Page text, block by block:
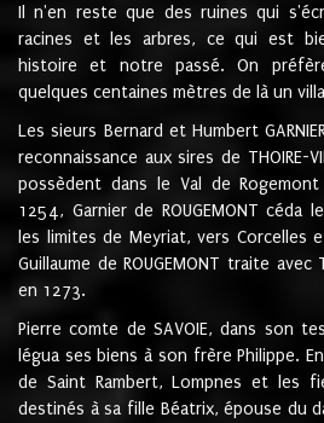
Il n'en reste que des ruines qui
racines et les arbres, ce qui est
histoire et notre passé. On
quelques centaines mètres de là un
Les sieurs Bernard et Humbert
reconnaissance aux sires de THOIRE-
possèdent dans le Val de
1254, Garnier de ROUGEMONT céda
les limites de Meyriat, vers Corcelles
Guillaume de ROUGEMONT traite
en 1273.
Pierre comte de SAVOIE, dans son
légua ses biens à son frère Philippe.
de Saint Rambert, Lompnes et les
destinés à sa fille Béatrix, épouse du